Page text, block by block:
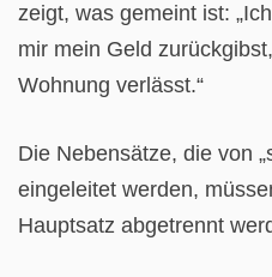
zeigt, was gemeint ist:
mir mein Geld
Wohnung verlässt.“
Die Nebensätze, die von
eingeleitet werden,
Hauptsatz abgetrennt